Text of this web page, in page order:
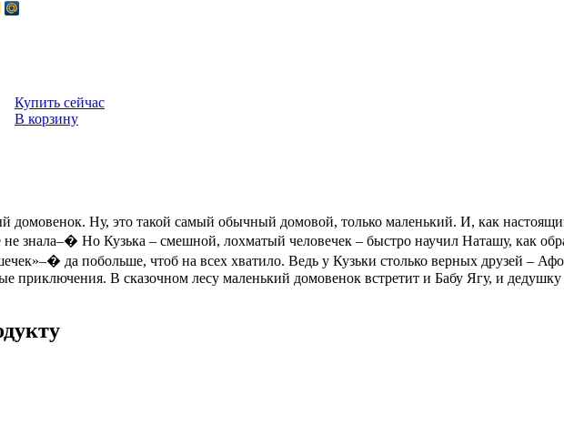
Купить сейчас
В корзину
домовенок. Ну, это такой самый обычный домовой, только маленький. И, как
не знала–� Но Кузька – смешной, лохматый человечек – быстро научил Наташу, как
да побольше, чтоб на всех хватило. Ведь у Кузьки столько верных друзей –
приключения. В сказочном лесу маленький домовенок встретит и Бабу Ягу, и